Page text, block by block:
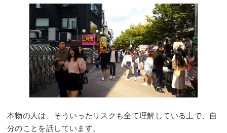
本物の人は、そういったリスクも全て理解している上で、自
分のことを話しています。